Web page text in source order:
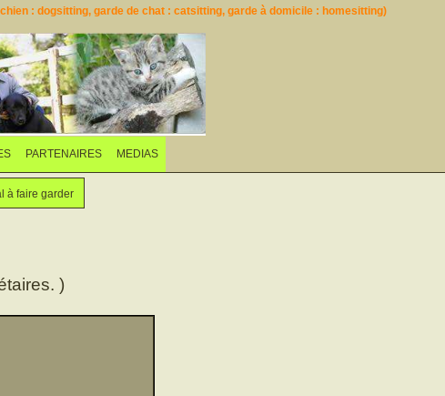
: dogsitting, garde de chat : catsitting, garde à domicile : homesitting)
PARTENAIRES MEDIAS
à faire garder
)